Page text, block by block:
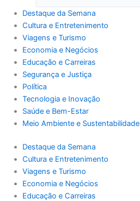
Destaque da Semana
Cultura e Entretenimento
Viagens e Turismo
Economia e Negócios
Educação e Carreiras
Segurança e Justiça
Política
Tecnologia e Inovação
Saúde e Bem-Estar
Meio Ambiente e Sustentabilidade
Destaque da Semana
Cultura e Entretenimento
Viagens e Turismo
Economia e Negócios
Educação e Carreiras